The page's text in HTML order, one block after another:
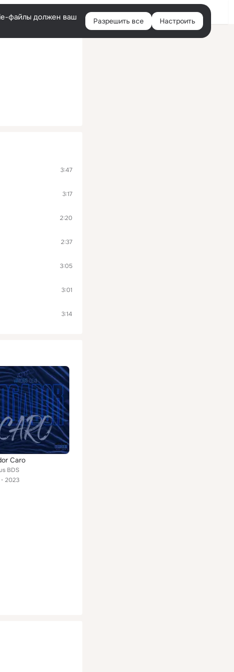
Войти
файлы должен ваш
Разрешить все Настроить
3:47
3:17
2:20
2:37
3:05
3:01
3:14
Caro
BDS
2023